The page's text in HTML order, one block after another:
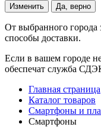
Изменить Да, верно
От выбранного города
способы доставки.
Если в вашем городе
обеспечат служба
Главная страница
Каталог товаров
Смартфоны и
Смартфоны